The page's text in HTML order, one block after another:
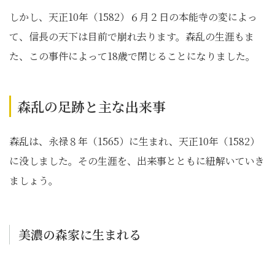
しかし、天正10年（1582）６月２日の本能寺の変によっ
て、信長の天下は目前で崩れ去ります。森乱の生涯もま
た、この事件によって18歳で閉じることになりました。
森乱の足跡と主な出来事
森乱は、永禄８年（1565）に生まれ、天正10年（1582）
に没しました。その生涯を、出来事とともに紐解いていき
ましょう。
美濃の森家に生まれる